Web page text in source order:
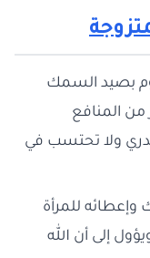
بصيد السمك
من المنافع
ولا تحتسب في
للمرأة
إلى أن الله